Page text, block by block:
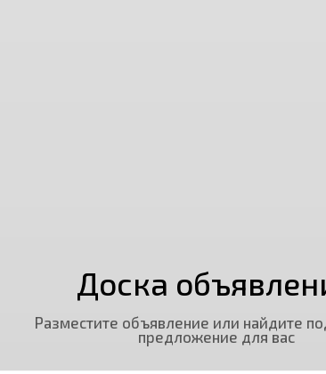
Доска
Разместите объявление или найдите
предложение для вас